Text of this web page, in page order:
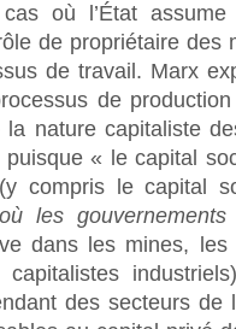
où l’État
de propriétaire des
de travail. Marx
de
nature capitaliste
puisque « le capital
compris le capital
les
dans les mines,
capitalistes
des secteurs de